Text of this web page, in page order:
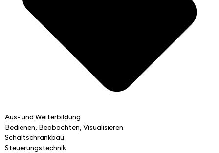
Aus- und Weiterbildung
Bedienen, Beobachten, Visualisieren
Schaltschrankbau
Steuerungstechnik